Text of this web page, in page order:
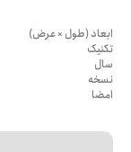
ابعاد (طول × عرض)
تکنیک
سال
نسخه
امضا